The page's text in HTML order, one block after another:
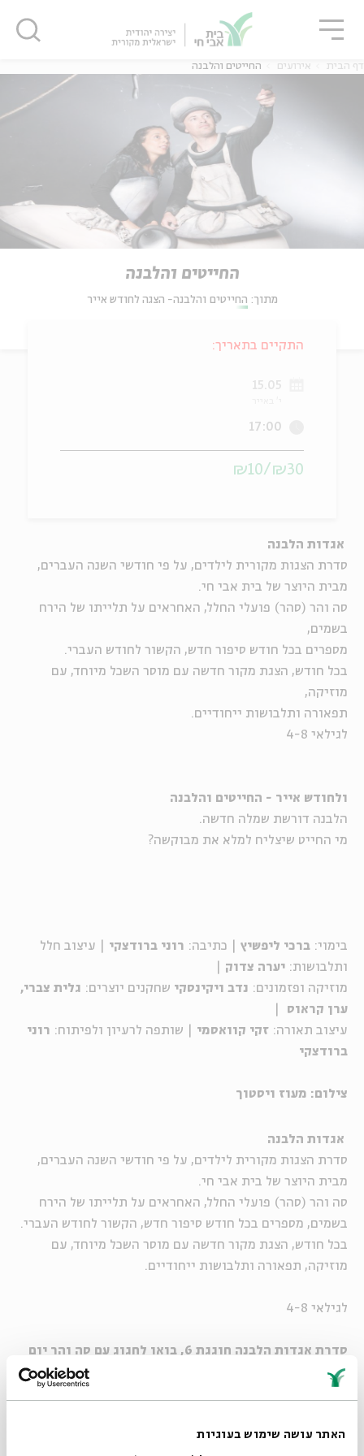
האתר עושה שימוש בעוגיות
דף הבית אירועים החייטים והלבנה
החייטים והלבנה
מתוך: החייטים והלבנה- הצגה לחודש אייר
אגדות הלבנה
סדרת הצגות מקורית לילדים, על פי חודשי השנה העברים,
מבית היוצר של בית אבי חי.
סה והר (סהר) פועלי החלל, האחראים על תלייתו של הירח
בשמים,
מספרים בכל חודש סיפור חדש, הקשור לחודש העברי.
בכל חודש, הצגת מקור חדשה עם מוסר השכל מיוחד, עם
מוזיקה,
תפאורה ותלבושות ייחודיים.
לגילאי 4-8
ולחודש אייר - החייטים והלבנה
הלבנה דורשת שמלה חדשה.
מי החייט שיצליח למלא את מבוקשה?
בימוי: ברכי ליפשיץ | כתיבה: רוני ברודצקי | עיצוב חלל
ותלבושות: יערה צדוק
מוזיקה ופזמונים: נדב ויקינסקי שחקנים יוצרים: גלית צברי,
ערן קראוס
עיצוב תאורה: זקי קוואסמי | שותפה לרעיון ולפיתוח: רוני
ברודצקי
צילום: מעוז ויסטוך
אגדות הלבנה
סדרת הצגות מקורית לילדים, על פי חודשי השנה העברים,
מבית היוצר של בית אבי חי.
סה והר (סהר) פועלי החלל, האחראים על תלייתו של הירח
בשמים, מספרים בכל חודש סיפור חדש, הקשור לחודש העברי.
בכל חודש, הצגת מקור חדשה עם מוסר השכל מיוחד, עם
מוזיקה, תפאורה ותלבושות ייחודיים.
לגילאי 4-8
סדרת אגדות הלבנה חוגגת 6, בואו לחגוג עם סה והר יום
הולדת!
ההולדת,
התקיים בתאריך:
15.05
17:00
₪30/₪10
סגור